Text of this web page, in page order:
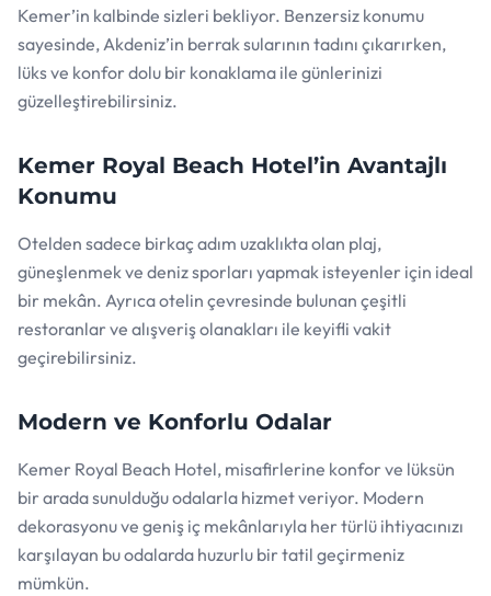
Kemer’in kalbinde sizleri bekliyor. Benzersiz konumu
sayesinde, Akdeniz’in berrak sularının tadını çıkarırken,
lüks ve konfor dolu bir konaklama ile günlerinizi
güzelleştirebilirsiniz.
Kemer Royal Beach Hotel’in Avantajlı
Konumu
Otelden sadece birkaç adım uzaklıkta olan plaj,
güneşlenmek ve deniz sporları yapmak isteyenler için ideal
bir mekân. Ayrıca otelin çevresinde bulunan çeşitli
restoranlar ve alışveriş olanakları ile keyifli vakit
geçirebilirsiniz.
Modern ve Konforlu Odalar
Kemer Royal Beach Hotel, misafirlerine konfor ve lüksün
bir arada sunulduğu odalarla hizmet veriyor. Modern
dekorasyonu ve geniş iç mekânlarıyla her türlü ihtiyacınızı
karşılayan bu odalarda huzurlu bir tatil geçirmeniz
mümkün.